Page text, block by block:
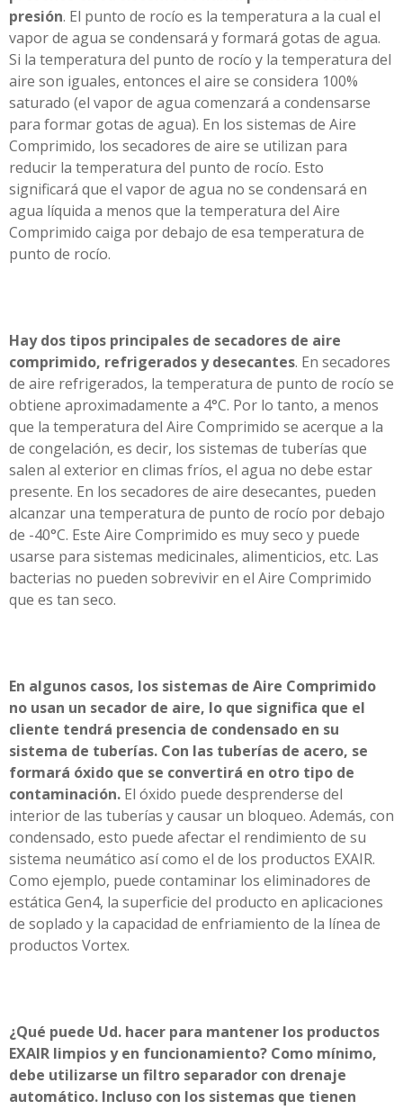
presión. El punto de rocío es la temperatura a la cual el
vapor de agua se condensará y formará gotas de agua.
Si la temperatura del punto de rocío y la temperatura del
aire son iguales, entonces el aire se considera 100%
saturado (el vapor de agua comenzará a condensarse
para formar gotas de agua). En los sistemas de Aire
Comprimido, los secadores de aire se utilizan para
reducir la temperatura del punto de rocío. Esto
significará que el vapor de agua no se condensará en
agua líquida a menos que la temperatura del Aire
Comprimido caiga por debajo de esa temperatura de
punto de rocío.
Hay dos tipos principales de secadores de aire
comprimido, refrigerados y desecantes. En secadores
de aire refrigerados, la temperatura de punto de rocío se
obtiene aproximadamente a 4°C. Por lo tanto, a menos
que la temperatura del Aire Comprimido se acerque a la
de congelación, es decir, los sistemas de tuberías que
salen al exterior en climas fríos, el agua no debe estar
presente. En los secadores de aire desecantes, pueden
alcanzar una temperatura de punto de rocío por debajo
de -40°C. Este Aire Comprimido es muy seco y puede
usarse para sistemas medicinales, alimenticios, etc. Las
bacterias no pueden sobrevivir en el Aire Comprimido
que es tan seco.
En algunos casos, los sistemas de Aire Comprimido
no usan un secador de aire, lo que significa que el
cliente tendrá presencia de condensado en su
sistema de tuberías. Con las tuberías de acero, se
formará óxido que se convertirá en otro tipo de
contaminación. El óxido puede desprenderse del
interior de las tuberías y causar un bloqueo. Además, con
condensado, esto puede afectar el rendimiento de su
sistema neumático así como el de los productos EXAIR.
Como ejemplo, puede contaminar los eliminadores de
estática Gen4, la superficie del producto en aplicaciones
de soplado y la capacidad de enfriamiento de la línea de
productos Vortex.
¿Qué puede Ud. hacer para mantener los productos
EXAIR limpios y en funcionamiento? Como mínimo,
debe utilizarse un filtro separador con drenaje
automático. Incluso con los sistemas que tienen